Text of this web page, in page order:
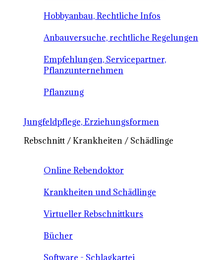
Hobbyanbau, Rechtliche Infos
Anbauversuche, rechtliche Regelungen
Empfehlungen, Servicepartner,
Pflanzunternehmen
Pflanzung
Jungfeldpflege, Erziehungsformen
Rebschnitt / Krankheiten / Schädlinge
Online Rebendoktor
Krankheiten und Schädlinge
Virtueller Rebschnittkurs
Bücher
Software - Schlagkartei